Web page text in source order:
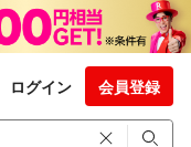
ログイン 会員登録